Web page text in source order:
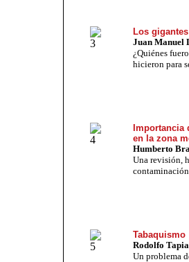
Los
Juan Manuel
¿Quiénes
hicieron para
Importancia
en la zona
Humberto
Una revisión,
Tabaquismo
Rodolfo
Un problema